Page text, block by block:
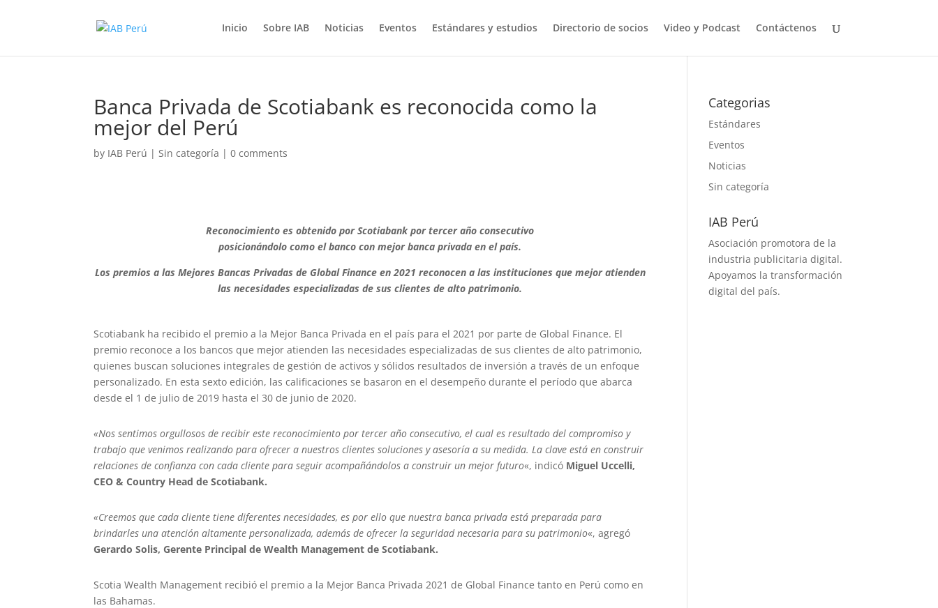
Inicio Sobre IAB Noticias Eventos Estándares y estudios Directorio de socios Video y Podcast Contáctenos
Banca Privada de Scotiabank es reconocida como la
mejor del Perú
by IAB Perú |Sin categoría |0 comments
Reconocimiento es obtenido por Scotiabank por tercer año consecutivo
posicionándolo como el banco con mejor banca privada en el país.
Los premios a las Mejores Bancas Privadas de Global Finance en 2021 reconocen a las instituciones que mejor atienden
las necesidades especializadas de sus clientes de alto patrimonio.
Scotiabank ha recibido el premio a la Mejor Banca Privada en el país para el 2021 por parte de Global Finance. El
premio reconoce a los bancos que mejor atienden las necesidades especializadas de sus clientes de alto patrimonio,
quienes buscan soluciones integrales de gestión de activos y sólidos resultados de inversión a través de un enfoque
personalizado. En esta sexto edición, las calificaciones se basaron en el desempeño durante el período que abarca
desde el 1 de julio de 2019 hasta el 30 de junio de 2020.
«Nos sentimos orgullosos de recibir este reconocimiento por tercer año consecutivo, el cual es resultado del compromiso y
trabajo que venimos realizando para ofrecer a nuestros clientes soluciones y asesoría a su medida. La clave está en construir
relaciones de confianza con cada cliente para seguir acompañándolos a construir un mejor futuro«, indicó Miguel Uccelli,
CEO & Country Head de Scotiabank.
«Creemos que cada cliente tiene diferentes necesidades, es por ello que nuestra banca privada está preparada para
brindarles una atención altamente personalizada, además de ofrecer la seguridad necesaria para su patrimonio«, agregó
Gerardo Solis, Gerente Principal de Wealth Management de Scotiabank.
Scotia Wealth Management recibió el premio a la Mejor Banca Privada 2021 de Global Finance tanto en Perú como en
las Bahamas.
Categorias
Estándares
Eventos
Noticias
Sin categoría
IAB Perú
Asociación promotora de la
industria publicitaria digital.
Apoyamos la transformación
digital del país.